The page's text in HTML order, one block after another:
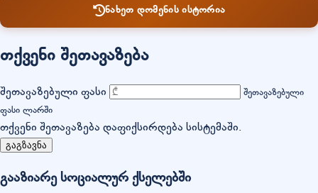
ნახეთ დომენის ისტორია
თქვენი შეთავაზება
შეთავაზებული ფასი
შეთავაზებული
ფასი ლარში
თქვენი შეთავაზება დაფიქსირდება სისტემაში.
გაგზავნა
გააზიარე სოციალურ ქსელებში